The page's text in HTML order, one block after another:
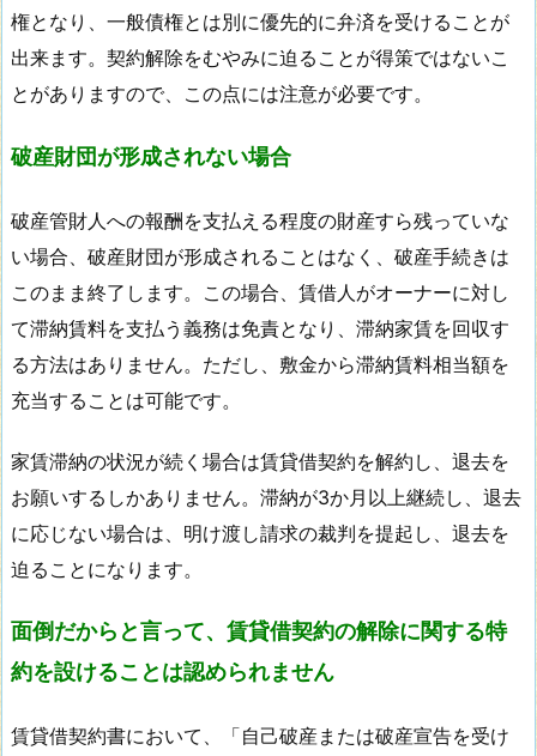
権となり、一般債権とは別に優先的に弁済を受けることが
出来ます。契約解除をむやみに迫ることが得策ではないこ
とがありますので、この点には注意が必要です。
破産財団が形成されない場合
破産管財人への報酬を支払える程度の財産すら残っていな
い場合、破産財団が形成されることはなく、破産手続きは
このまま終了します。この場合、賃借人がオーナーに対し
て滞納賃料を支払う義務は免責となり、滞納家賃を回収す
る方法はありません。ただし、敷金から滞納賃料相当額を
充当することは可能です。
家賃滞納の状況が続く場合は賃貸借契約を解約し、退去を
お願いするしかありません。滞納が3か月以上継続し、退去
に応じない場合は、明け渡し請求の裁判を提起し、退去を
迫ることになります。
面倒だからと言って、賃貸借契約の解除に関する特
約を設けることは認められません
賃貸借契約書において、「自己破産または破産宣告を受け